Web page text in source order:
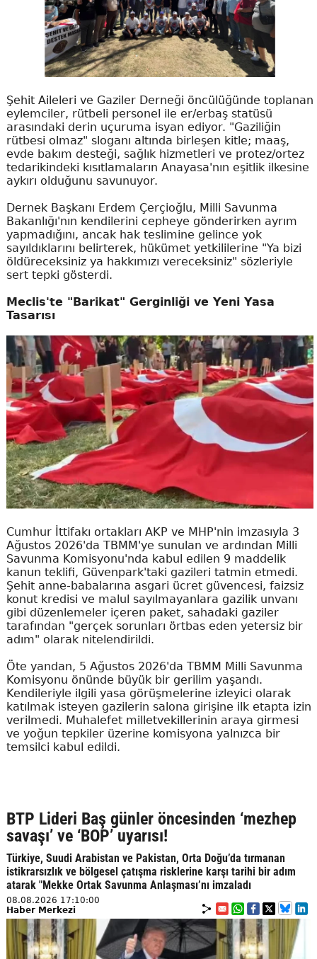
Şehit Aileleri ve Gaziler Derneği öncülüğünde toplanan
eylemciler, rütbeli personel ile er/erbaş statüsü
arasındaki derin uçuruma isyan ediyor. "Gaziliğin
rütbesi olmaz" sloganı altında birleşen kitle; maaş,
evde bakım desteği, sağlık hizmetleri ve protez/ortez
tedarikindeki kısıtlamaların Anayasa'nın eşitlik ilkesine
aykırı olduğunu savunuyor.
Dernek Başkanı Erdem Çerçioğlu, Milli Savunma
Bakanlığı'nın kendilerini cepheye gönderirken ayrım
yapmadığını, ancak hak teslimine gelince yok
sayıldıklarını belirterek, hükümet yetkililerine "Ya bizi
öldüreceksiniz ya hakkımızı vereceksiniz" sözleriyle
sert tepki gösterdi.
Meclis'te "Barikat" Gerginliği ve Yeni Yasa
Tasarısı
Cumhur İttifakı ortakları AKP ve MHP'nin imzasıyla 3
Ağustos 2026'da TBMM'ye sunulan ve ardından Milli
Savunma Komisyonu'nda kabul edilen 9 maddelik
kanun teklifi, Güvenpark'taki gazileri tatmin etmedi.
Şehit anne-babalarına asgari ücret güvencesi, faizsiz
konut kredisi ve malul sayılmayanlara gazilik unvanı
gibi düzenlemeler içeren paket, sahadaki gaziler
tarafından "gerçek sorunları örtbas eden yetersiz bir
adım" olarak nitelendirildi.
Öte yandan, 5 Ağustos 2026'da TBMM Milli Savunma
Komisyonu önünde büyük bir gerilim yaşandı.
Kendileriyle ilgili yasa görüşmelerine izleyici olarak
katılmak isteyen gazilerin salona girişine ilk etapta izin
verilmedi. Muhalefet milletvekillerinin araya girmesi
ve yoğun tepkiler üzerine komisyona yalnızca bir
temsilci kabul edildi.
BTP Lideri Baş günler öncesinden ‘mezhep
savaşı’ ve ‘BOP’ uyarısı!
Türkiye, Suudi Arabistan ve Pakistan, Orta Doğu’da tırmanan
istikrarsızlık ve bölgesel çatışma risklerine karşı tarihi bir adım
atarak "Mekke Ortak Savunma Anlaşması’nı imzaladı
08.08.2026 17:10:00
Haber Merkezi